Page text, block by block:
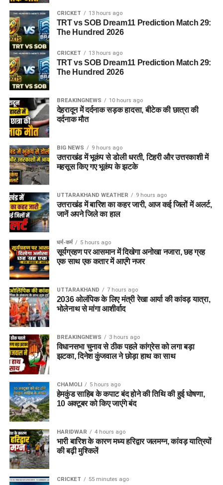
CRICKET 13 hours ago
TRT vs SOB Dream11 Prediction Match 29:
The Hundred 2026
CRICKET 13 hours ago
TRT vs SOB Dream11 Prediction Match 29:
The Hundred 2026
BREAKINGNEWS 10 hours ago
देहरादून में दर्दनाक सड़क हादसा, बीटेक की छात्रा की
दर्दनाक मौत
BIG NEWS 9 hours ago
उत्तराखंड में भूकंप से डोली धरती, टिहरी और उत्तरकाशी में
महसूस किए गए भूकंप के झटके
UTTARAKHAND WEATHER 9 hours ago
उत्तराखंड में बारिश का कहर जारी, आज कई जिलों में अलर्ट,
जानें अपने जिले का हाल
धर्म-कर्म 5 hours ago
सूर्यग्रहण पर आसमान में दिखेगा अनोखा नजारा, छह ग्रह
एक साथ एक कतार में आएंगे नजर
UTTARAKHAND 7 hours ago
2036 ओलंपिक के लिए मंत्री रेखा आर्या की कांवड़ यात्रा,
भोलेनाथ से मांगा आशीर्वाद
BREAKINGNEWS 3 hours ago
विधानसभा चुनाव से ठीक पहले कांग्रेस को लगा बड़ा
झटका, दिनेश कुंजवाल ने छोड़ा हाथ का साथ
CHAMOLI 5 hours ago
हेमकुंड साहिब के कपाट बंद होने की तिथि की हुई घोषणा,
10 अक्टूबर को किए जाएंंगे बंद
HARIDWAR 4 hours ago
भारी बारिश के कारण मध्य हरिद्वार जलमग्न, कांवड़ यात्रियों
की बढ़ी मुश्किलें
CRICKET 55 minutes ago